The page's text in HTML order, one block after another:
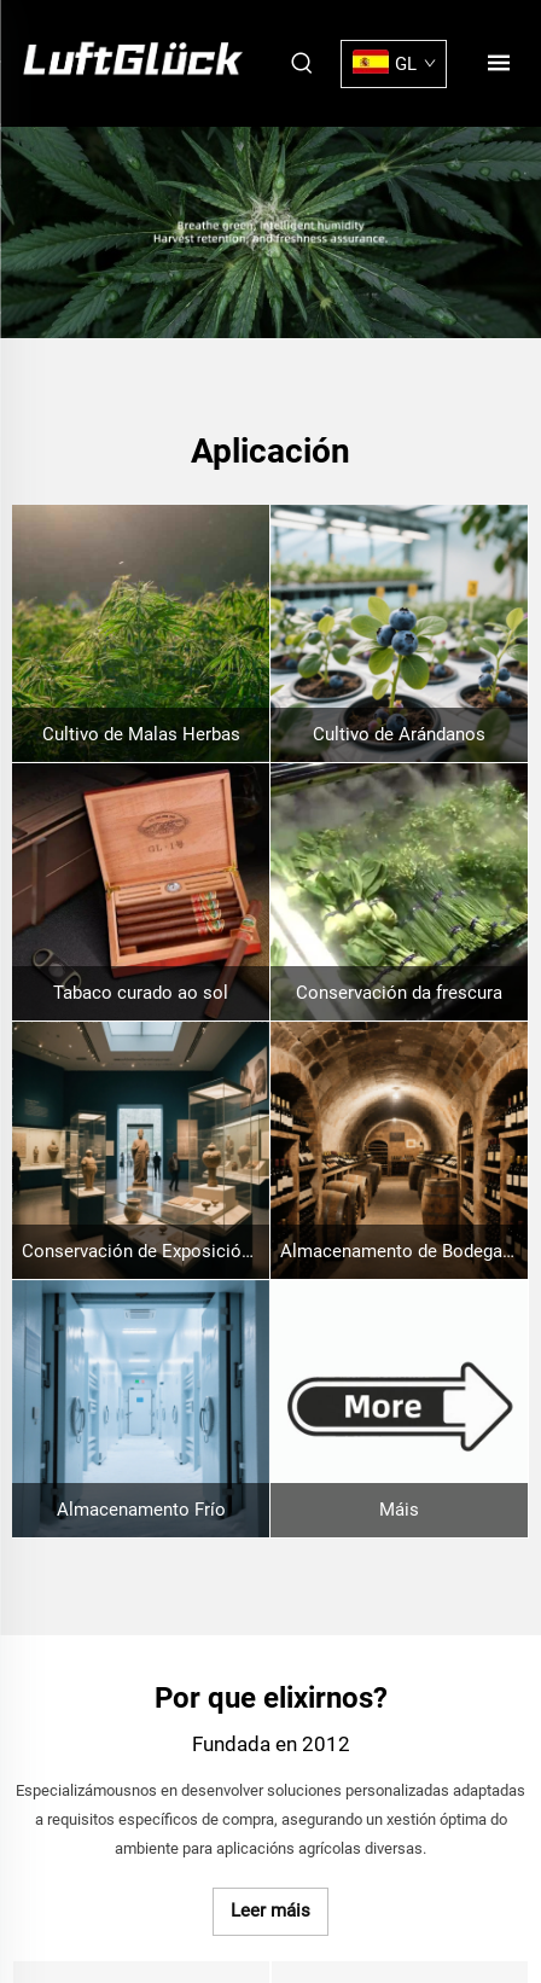
GL
Aplicación
Cultivo de Malas Herbas Cultivo de Arándanos
Tabaco curado ao sol Conservación da frescura
Conservación de Exposicións do Museo Almacenamento de Bodega de Viño
Almacenamento Frío Máis
Por que elixirnos?
Fundada en 2012
Especializámousnos en desenvolver soluciones personalizadas adaptadas
a requisitos específicos de compra, asegurando un xestión óptima do
ambiente para aplicacións agrícolas diversas.
Leer máis